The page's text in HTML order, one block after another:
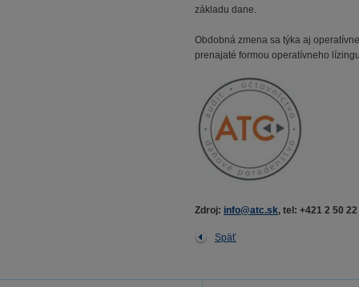
základu dane.
Obdobná zmena sa týka aj
prenajaté formou operatívneho
Zdroj: info@atc.sk, tel: +421 2 50
Späť